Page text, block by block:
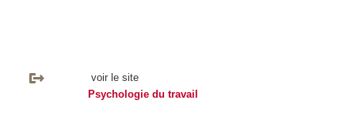
voir le site
Psychologie du travail